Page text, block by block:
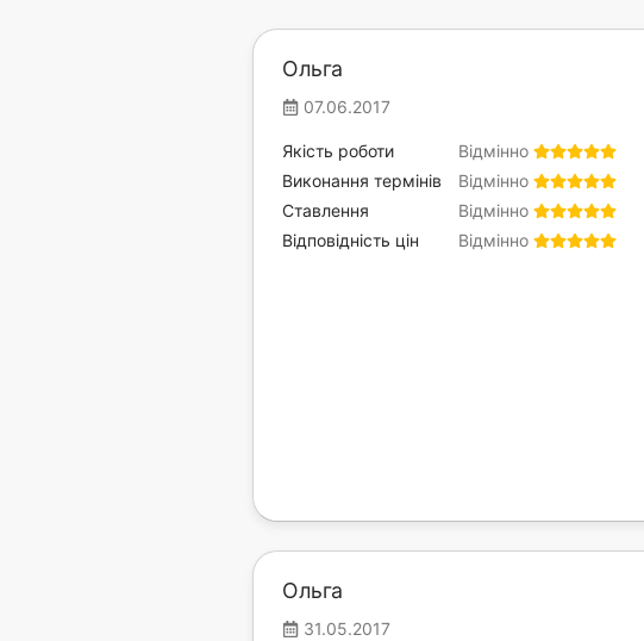
Ольга
07.06.2017
Відмінно
Якість роботи
Відмінно
Виконання термінів
Відмінно
Ставлення
Відмінно
Відповідність цін
Ольга
31.05.2017